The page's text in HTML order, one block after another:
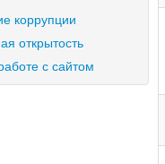
коррупции
открытость
с сайтом